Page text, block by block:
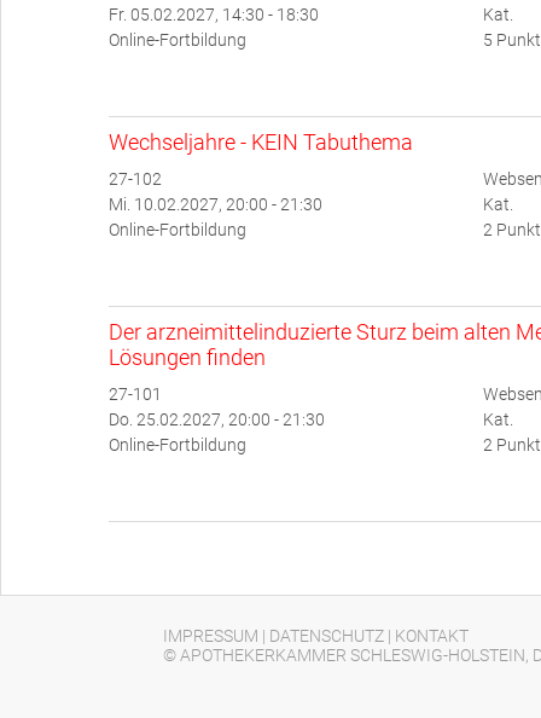
Fr. 05.02.2027, 14:30 - 18:30
Online-Fortbildung
Kat.
5
Wechseljahre - KEIN Tabuthema
27-102
Mi. 10.02.2027, 20:00 - 21:30
Online-Fortbildung
Kat.
2
Der arzneimittelinduzierte Sturz beim alten
Lösungen finden
27-101
Do. 25.02.2027, 20:00 - 21:30
Online-Fortbildung
Kat.
2
IMPRESSUM | DATENSCHUTZ | KONTAKT
© APOTHEKERKAMMER SCHLESWIG-HOLSTEIN,